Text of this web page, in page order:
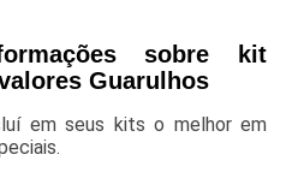
sobre kit
Guarulhos
em seus kits o melhor em